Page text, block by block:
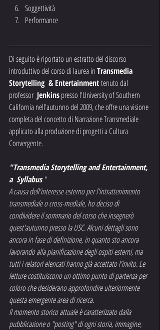
Soggettività
Performance
Di seguito è riportato un estratto del discorso
introduttivo del corso di laurea in Transmedia
Storytelling  & Entertainment tenuto dal
professor Jenkins presso l'University of Southern
California nell'autunno del 2009, che offre una visione
completa del concetto di Narrazione Transmediale
applicato alla produzione di progetti a Cultura
Convergente.
"Transmedia Storytelling and Entertainment,
a  Syllabus "
A causa dell'interesse esterno per l'intrattenimento
transmediale o cross-mediale, ho deciso di
condividere il sommario del corso che insegnerò
quest'autunno presso la USC. Alcuni dettagli sono
ancora in fase di definizione, in quanto sto ancora
lavorando alla pianificazione degli ospiti esterni, ma
tutti i relatori elencati hanno già accettato l'invito. Le
letture costituiscono un ottimo punto di partenza per
coloro che desiderano approfondire ulteriormente
questa emergente area di ricerca.
Il momento storico attuale è caratterizzato dalla
pubblicazione o "posting" di ogni storia, immagine,